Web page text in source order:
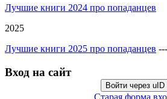
Лучшие книги 2024 про попаданцев
2025
Лучшие книги 2025 про попаданцев ---
Вход на сайт
Войти через uID